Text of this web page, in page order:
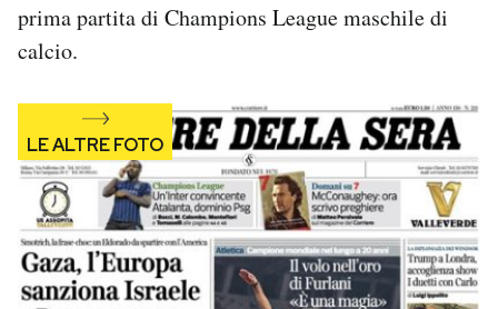
prima partita di Champions League maschile di
calcio.